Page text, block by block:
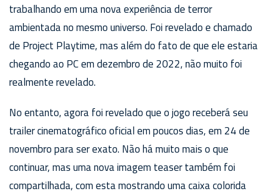
trabalhando em uma nova experiência de terror
ambientada no mesmo universo. Foi revelado e chamado
de Project Playtime, mas além do fato de que ele estaria
chegando ao PC em dezembro de 2022, não muito foi
realmente revelado.
No entanto, agora foi revelado que o jogo receberá seu
trailer cinematográfico oficial em poucos dias, em 24 de
novembro para ser exato. Não há muito mais o que
continuar, mas uma nova imagem teaser também foi
compartilhada, com esta mostrando uma caixa colorida